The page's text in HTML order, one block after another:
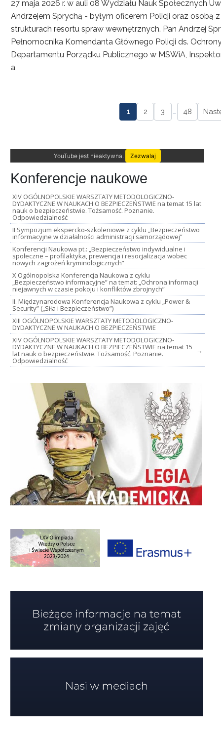
27 maja 2026 r. w auli 08 Wydziału Nauk Społecznych
Andrzejem Sprychą - byłym oficerem Policji oraz osobą
strukturach resortu spraw wewnętrznych. Pan Andrzej
Pełnomocnika Komendanta Głównego Policji ds.
Departamentu Porządku Publicznego w MSWiA,
a
1 2 3 … 48
YouTube jest nieaktywna. Zezwalaj
Konferencje naukowe
XIV OGÓLNOPOLSKIE WARSZTATY METODOLOGICZNO-
DYDAKTYCZNE W NAUKACH O BEZPIECZEŃSTWIE na temat 15 lat
nauk o bezpieczeństwie. Tożsamość. Poznanie.
Odpowiedzialność
II Sympozjum ekspercko-szkoleniowe z cyklu „Bezpieczeństwo
informacyjne w działalności administracji samorządowej”
Konferencji Naukowa pt.: „Bezpieczeństwo indywidualne i
społeczne – profilaktyka, prewencja i resocjalizacja wobec
nowych zagrożeń kryminologicznych”
X Ogólnopolska Konferencja Naukowa z cyklu
„Bezpieczeństwo informacyjne” na temat: „Ochrona informacji
niejawnych w czasie pokoju i konfliktów zbrojnych”
II. Międzynarodowa Konferencja Naukowa z cyklu „Power &
Security” („Siła i Bezpieczeństwo”)
XIII OGÓLNOPOLSKIE WARSZTATY METODOLOGICZNO-
DYDAKTYCZNE W NAUKACH O BEZPIECZEŃSTWIE
XIV OGÓLNOPOLSKIE WARSZTATY METODOLOGICZNO-
DYDAKTYCZNE W NAUKACH O BEZPIECZEŃSTWIE na temat 15
lat nauk o bezpieczeństwie. Tożsamość. Poznanie.
Odpowiedzialność
→